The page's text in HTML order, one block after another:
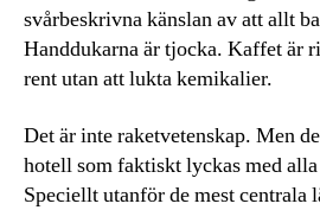
svårbeskrivna känslan av att allt
Handdukarna är tjocka. Kaffet är
rent utan att lukta kemikalier.
Det är inte raketvetenskap. Men
hotell som faktiskt lyckas med
Speciellt utanför de mest centrala